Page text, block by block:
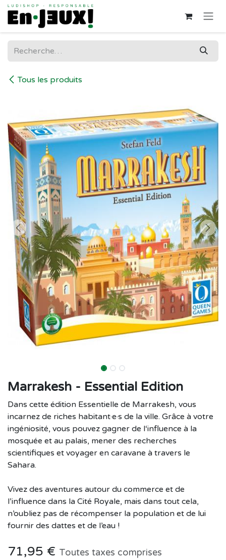
Se rendre au contenu
Tous les produits
Marrakesh - Essential Edition
Dans cette édition Essentielle de Marrakesh, vous
incarnez de riches habitant·e·s de la ville. Grâce à votre
ingéniosité, vous pouvez gagner de l‘influence à la
mosquée et au palais, mener des recherches
scientifiques et voyager en caravane à travers le
Sahara.
Vivez des aventures autour du commerce et de
l’influence dans la Cité Royale, mais dans tout cela,
n’oubliez pas de récompenser la population et de lui
fournir des dattes et de l’eau !
71,95 € Toutes taxes comprises